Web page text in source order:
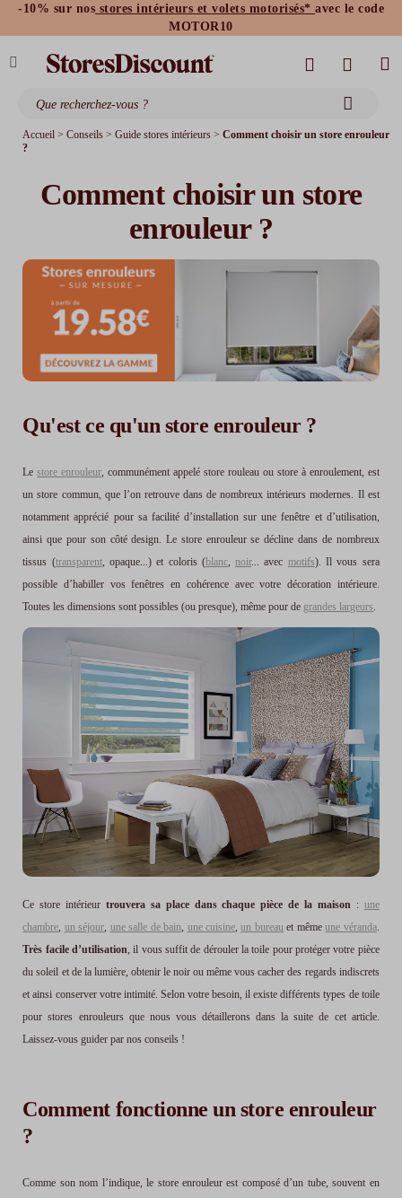
-10% sur nos stores intérieurs et volets motorisés* avec le code
MOTOR10
stores bannes standards
moustiquaires
Accueil >Conseils >Guide stores intérieurs >Comment choisir un store enrouleur
?
Comment choisir un store
enrouleur ?
Qu'est ce qu'un store enrouleur ?
Lestore enrouleur, communément appelé store rouleau ou store à enroulement, est
un store commun, que l’on retrouve dans de nombreux intérieurs modernes. Il est
notamment apprécié pour sa facilité d’installation sur une fenêtre et d’utilisation,
ainsi que pour son côté design. Le store enrouleur se décline dans de nombreux
tissus (transparent, opaque...) et coloris (blanc,noir... avec motifs). Il vous sera
possible d’habiller vos fenêtres en cohérence avec votre décoration intérieure.
Toutes les dimensions sont possibles (ou presque), même pour de grandes largeurs.
Ce store intérieur trouvera sa place dans chaque pièce de la maison: une
chambre, un séjour, une salle de bain, une cuisine,un bureauet mêmeune véranda.
Très facile d’utilisation, il vous suffit de dérouler la toile pour protéger votre pièce
du soleil et de la lumière, obtenir le noir ou même vous cacher des regards indiscrets
et ainsi conserver votre intimité. Selon votre besoin, il existe différents types de toile
pour stores enrouleurs que nous vous détaillerons dans la suite de cet article.
Laissez-vous guider par nos conseils !
Comment fonctionne un store enrouleur
?
Comme son nom l’indique, le store enrouleur est composé d’un tube, souvent en